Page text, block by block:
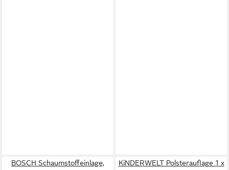
BOSCH Schaumstoffeinlage,
KiNDERWELT Polsterauflage 1 x